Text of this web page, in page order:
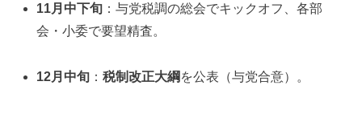
11月中下旬 ：与党税調の総会でキックオフ、各部
会・小委で要望精査。
12月中旬 ：税制改正大綱 を公表（与党合意）。